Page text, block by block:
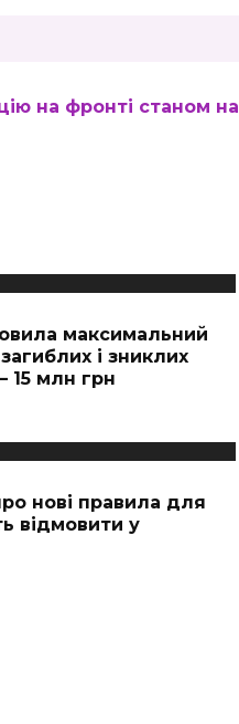
на фронті станом на
максимальний
і зниклих
15 млн грн
нові правила для
відмовити у